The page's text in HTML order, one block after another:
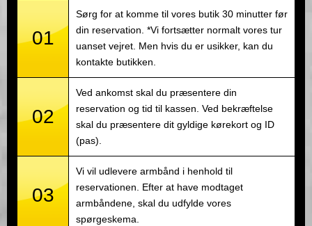
01
Sørg for at komme til vores butik 30 minutter før
din reservation. *Vi fortsætter normalt vores tur
uanset vejret. Men hvis du er usikker, kan du
kontakte butikken.
02
Ved ankomst skal du præsentere din
reservation og tid til kassen. Ved bekræftelse
skal du præsentere dit gyldige kørekort og ID
(pas).
03
Vi vil udlevere armbånd i henhold til
reservationen. Efter at have modtaget
armbåndene, skal du udfylde vores
spørgeskema.